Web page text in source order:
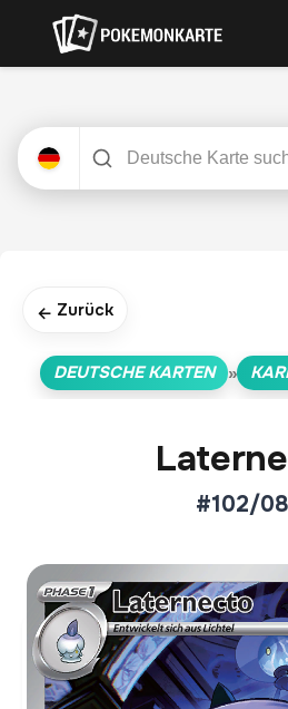
← Zurück
DEUTSCHE KARTEN »
#102/
Aktueller